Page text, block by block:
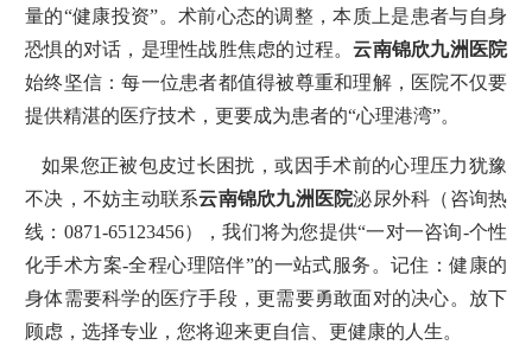
量的“健康投资”。术前心态的调整，本质上是患者与自身
恐惧的对话，是理性战胜焦虑的过程。云南锦欣九洲医院
始终坚信：每一位患者都值得被尊重和理解，医院不仅要
提供精湛的医疗技术，更要成为患者的“心理港湾”。
如果您正被包皮过长困扰，或因手术前的心理压力犹豫
不决，不妨主动联系云南锦欣九洲医院泌尿外科（咨询热
线：0871-65123456），我们将为您提供“一对一咨询-个性
化手术方案-全程心理陪伴”的一站式服务。记住：健康的
身体需要科学的医疗手段，更需要勇敢面对的决心。放下
顾虑，选择专业，您将迎来更自信、更健康的人生。